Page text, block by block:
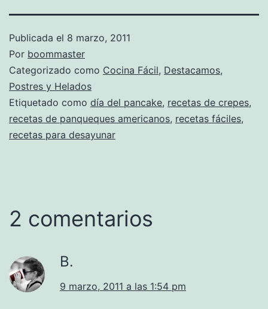
Publicada el 8 marzo, 2011
Por boommaster
Categorizado como Cocina Fácil, Destacamos,
Postres y Helados
Etiquetado como día del pancake, recetas de crepes,
recetas de panqueques americanos, recetas fáciles,
recetas para desayunar
2 comentarios
B.
9 marzo, 2011 a las 1:54 pm